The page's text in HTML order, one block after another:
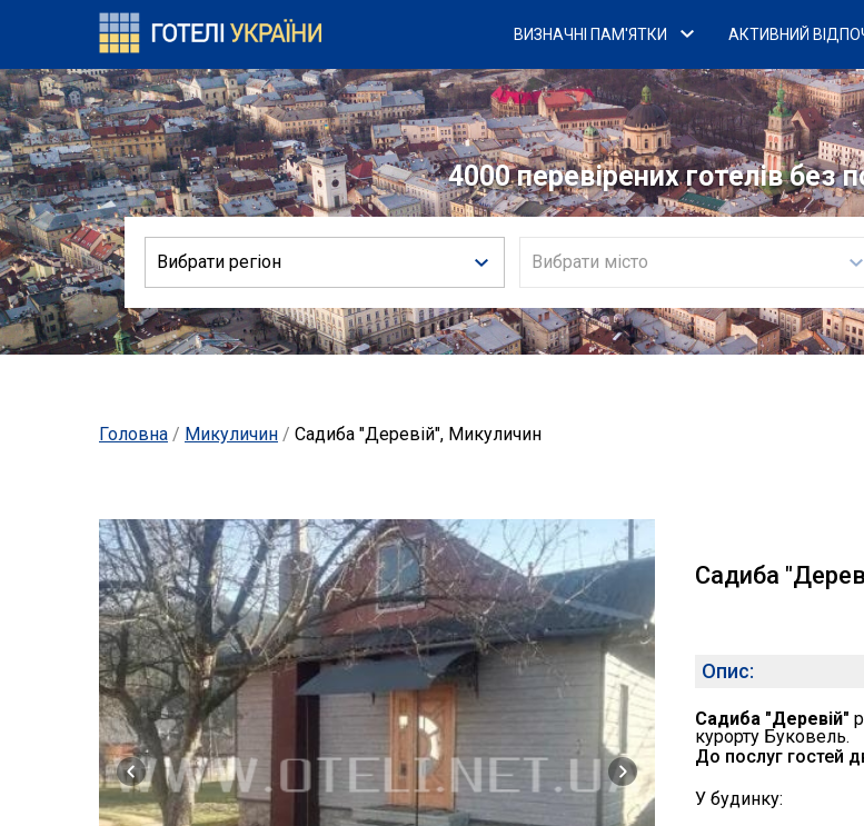
ВИЗНАЧНІ ПАМ'ЯТКИ АКТИВНИЙ
4000 перевірених готелів без
Вибрати регіон Вибрати місто
Головна / Микуличин / Садиба "Деревій", Микуличин
Садиба
Опис:
Садиба "Деревій"
курорту Буковель.
До послуг гостей
У будинку: